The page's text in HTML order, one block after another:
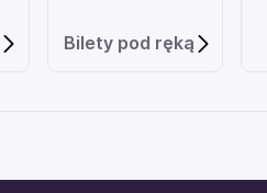
Bilety pod ręką